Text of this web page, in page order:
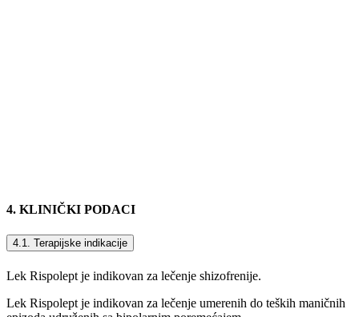
4. KLINIČKI PODACI
4.1. Terapijske indikacije
Lek Rispolept je indikovan za lečenje shizofrenije.
Lek Rispolept je indikovan za lečenje umerenih do teških maničnih